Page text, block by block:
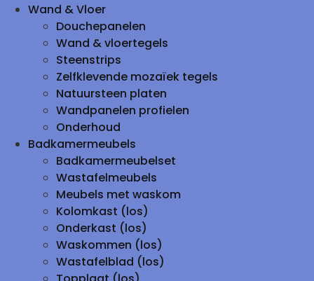
Wand & Vloer
Douchepanelen
Wand & vloertegels
Steenstrips
Zelfklevende mozaïek tegels
Natuursteen platen
Wandpanelen profielen
Onderhoud
Badkamermeubels
Badkamermeubelset
Wastafelmeubels
Meubels met waskom
Kolomkast (los)
Onderkast (los)
Waskommen (los)
Wastafelblad (los)